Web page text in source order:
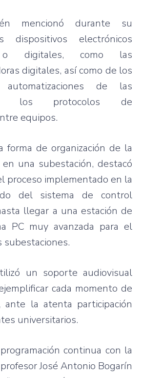
mencionó durante
su
dispositivos
electrónicos
digitales, como
las
digitales, así como de los
automatizaciones de las
los protocolos de
equipos.
forma de organización de la
en una subestación, destacó
proceso implementado en la
del sistema de control
llegar a una estación de
PC muy avanzada para el
subestaciones.
un soporte audiovisual
cada momento de
ante la atenta participación
universitarios.
programación continua con la
profesorJosé Antonio Bogarín